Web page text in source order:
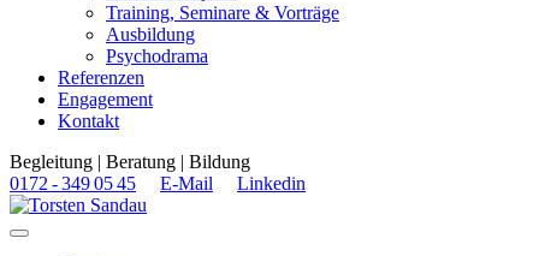
Training, Seminare & Vorträge
Ausbildung
Psychodrama
Referenzen
Engagement
Kontakt
Begleitung | Beratung | Bildung
0172 - 349 05 45
E-Mail Linkedin
Navigation